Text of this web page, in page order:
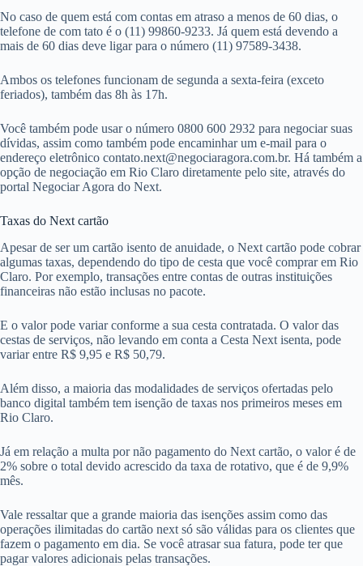
No caso de quem está com contas em atraso a menos de 60 dias, o
telefone de com tato é o (11) 99860-9233. Já quem está devendo a
mais de 60 dias deve ligar para o número (11) 97589-3438.
Ambos os telefones funcionam de segunda a sexta-feira (exceto
feriados), também das 8h às 17h.
Você também pode usar o número 0800 600 2932 para negociar suas
dívidas, assim como também pode encaminhar um e-mail para o
endereço eletrônico contato.next@negociaragora.com.br. Há também a
opção de negociação em Rio Claro diretamente pelo site, através do
portal Negociar Agora do Next.
Taxas do Next cartão
Apesar de ser um cartão isento de anuidade, o Next cartão pode cobrar
algumas taxas, dependendo do tipo de cesta que você comprar em Rio
Claro. Por exemplo, transações entre contas de outras instituições
financeiras não estão inclusas no pacote.
E o valor pode variar conforme a sua cesta contratada. O valor das
cestas de serviços, não levando em conta a Cesta Next isenta, pode
variar entre R$ 9,95 e R$ 50,79.
Além disso, a maioria das modalidades de serviços ofertadas pelo
banco digital também tem isenção de taxas nos primeiros meses em
Rio Claro.
Já em relação a multa por não pagamento do Next cartão, o valor é de
2% sobre o total devido acrescido da taxa de rotativo, que é de 9,9%
mês.
Vale ressaltar que a grande maioria das isenções assim como das
operações ilimitadas do cartão next só são válidas para os clientes que
fazem o pagamento em dia. Se você atrasar sua fatura, pode ter que
pagar valores adicionais pelas transações.